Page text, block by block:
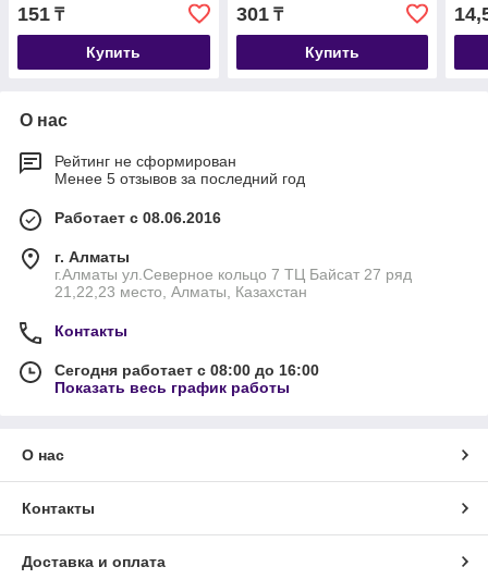
151 ₸
Купить
301₸
Купить
О нас
Рейтинг не сформирован
Менее 5 отзывов за последний год
Работает с 08.06.2016
г. Алматы
г.Алматы ул.Северное кольцо 7 ТЦ Байсат 27 ряд
21,22,23 место, Алматы, Казахстан
Контакты
Сегодня работает с 08:00 до 16:00
Показать весь график работы
О нас
Контакты
Доставка и оплата